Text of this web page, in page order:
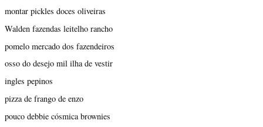
montar pickles doces oliveiras
Walden fazendas leitelho rancho
pomelo mercado dos fazendeiros
osso do desejo mil ilha de vestir
ingles pepinos
pizza de frango de enzo
pouco debbie cósmica brownies